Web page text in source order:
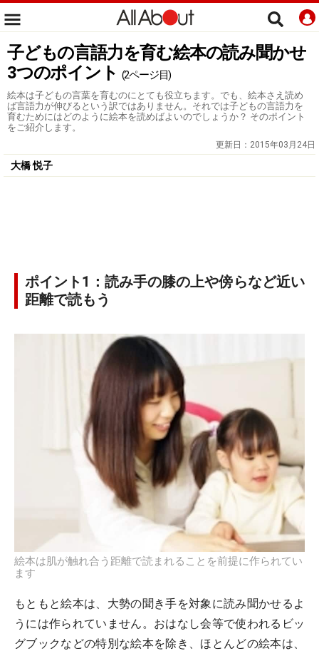
子どもの言語力を育む絵本の読み聞かせ
3つのポイント (2ページ目)
絵本は子どもの言葉を育むのにとても役立ちます。でも、絵本さえ読め
ば言語力が伸びるという訳ではありません。それでは子どもの言語力を
育むためにはどのように絵本を読めばよいのでしょうか？ そのポイント
をご紹介します。
更新日： 2015年03月24日
大橋 悦子
ポイント1：読み手の膝の上や傍らなど近い
距離で読もう
絵本は肌が触れ合う距離で読まれることを前提に作られてい
ます
もともと絵本は、大勢の聞き手を対象に読み聞かせるよ
うには作られていません。おはなし会等で使われるビッ
グブックなどの特別な絵本を除き、ほとんどの絵本は、